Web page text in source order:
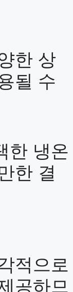
한 상
될 수
한 냉온
한 결
적으로
공하므